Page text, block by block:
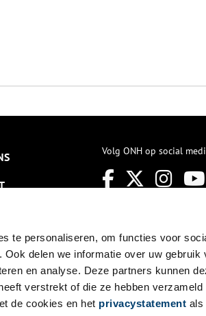
te personaliseren, om functies voor
delen we informatie over uw gebruik
en analyse. Deze partners kunnen
verstrekt of die ze hebben verzameld
de cookies en het privacystatement als
Volg ONH op social